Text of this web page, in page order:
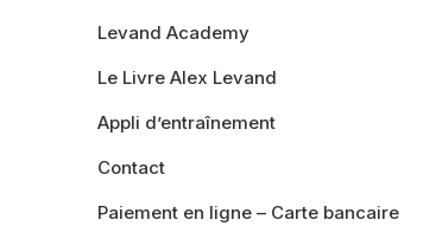
Levand Academy
Le Livre Alex Levand
Appli d’entraînement
Contact
Paiement en ligne – Carte bancaire